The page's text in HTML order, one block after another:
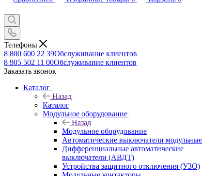
Телефоны
8 800 600 22 39Обслуживание клиентов
8 905 502 11 00Обслуживание клиентов
Заказать звонок
Каталог
Назад
Каталог
Модульное оборудование
Назад
Модульное оборудование
Автоматические выключатели модульные
Дифференциальные автоматические
выключатели (АВДТ)
Устройства защитного отключения (УЗО)